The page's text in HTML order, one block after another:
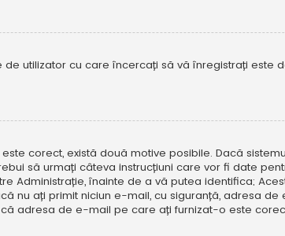
utilizator cu care încercați să vă înregistrați este
corect, există două motive posibile. Dacă
să urmați câteva instrucțiuni care vor fi date
Administrație, înainte de a vă putea identifica;
nu ați primit niciun e-mail, cu siguranță, adresa
adresa de e-mail pe care ați furnizat-o este